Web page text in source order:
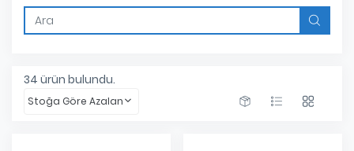
34 ürün bulundu.
Stoğa Göre Azalan